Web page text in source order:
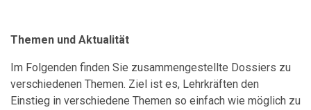
Themen und Aktualität
Im Folgenden finden Sie zusammengestellte Dossiers zu
verschiedenen Themen. Ziel ist es, Lehrkräften den
Einstieg in verschiedene Themen so einfach wie möglich zu